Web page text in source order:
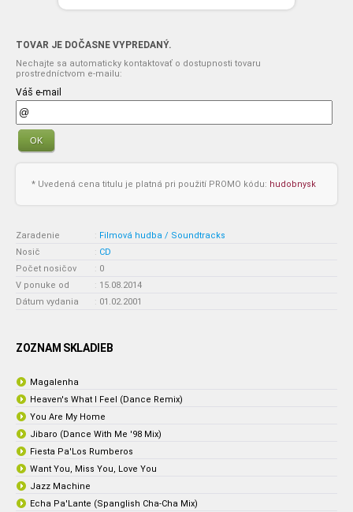
TOVAR JE DOČASNE VYPREDANÝ.
Nechajte sa automaticky kontaktovať o dostupnosti tovaru
prostredníctvom e-mailu:
Váš e-mail
OK
* Uvedená cena titulu je platná pri použití PROMO kódu: hudobnysk
Zaradenie : Filmová hudba / Soundtracks
Nosič
: CD
Počet nosičov
: 0
V ponuke od
: 15.08.2014
Dátum vydania
: 01.02.2001
ZOZNAM SKLADIEB
Magalenha
Heaven's What I Feel (Dance Remix)
You Are My Home
Jibaro (Dance With Me '98 Mix)
Fiesta Pa'Los Rumberos
Want You, Miss You, Love You
Jazz Machine
Echa Pa'Lante (Spanglish Cha-Cha Mix)